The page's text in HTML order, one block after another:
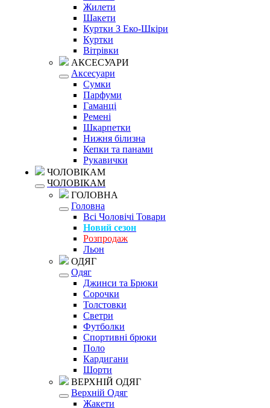
Жилети
Шакети
Куртки З Еко-Шкіри
Куртки
Вітрівки
АКСЕСУАРИ
Аксесуари
Сумки
Парфуми
Гаманці
Ремені
Шкарпетки
Нижня білизна
Кепки та панами
Рукавички
ЧОЛОВІКАМ
ЧОЛОВІКАМ
ГОЛОВНА
Головна
Всі Чоловічі Товари
Новий сезон
Розпродаж
Льон
ОДЯГ
Одяг
Джинси та Брюки
Сорочки
Толстовки
Светри
Футболки
Спортивні брюки
Поло
Кардигани
Шорти
ВЕРХНІЙ ОДЯГ
Верхній Одяг
Жакети